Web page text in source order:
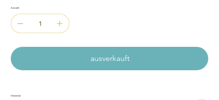
Anzahl
ausverkauft
Material